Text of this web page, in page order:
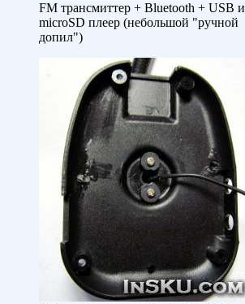
FM трансмиттер + Bluetooth + USB и
microSD плеер (небольшой "ручной
допил")